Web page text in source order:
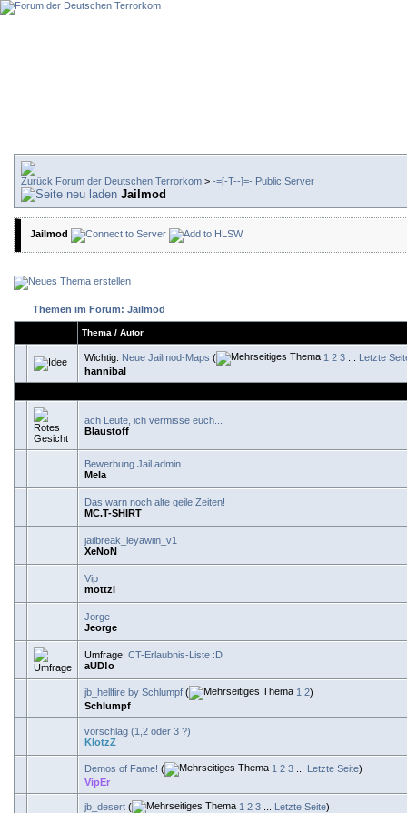
Forum der Deutschen Terrorkom > -=[-T--]=- Public Server
Jailmod
Jailmod
Themen im Forum: Jailmod
Thema / Autor
Wichtig: Neue Jailmod-Maps ( 1 2 3
Letzte
hannibal
ach Leute, ich vermisse euch...
Blaustoff
Bewerbung Jail admin
Mela
Das warn noch alte geile Zeiten!
MC.T-SHIRT
jailbreak_leyawiin_v1
XeNoN
Vip
mottzi
Jorge
Jeorge
Umfrage: CT-Erlaubnis-Liste :D
aUD!o
jb_hellfire by Schlumpf ( 1 2)
Schlumpf
vorschlag (1,2 oder 3 ?)
KlotzZ
Demos of Fame! ( 1 2 3 Letzte Seite)
VipEr
jb_desert ( 1 2 3 Letzte Seite)